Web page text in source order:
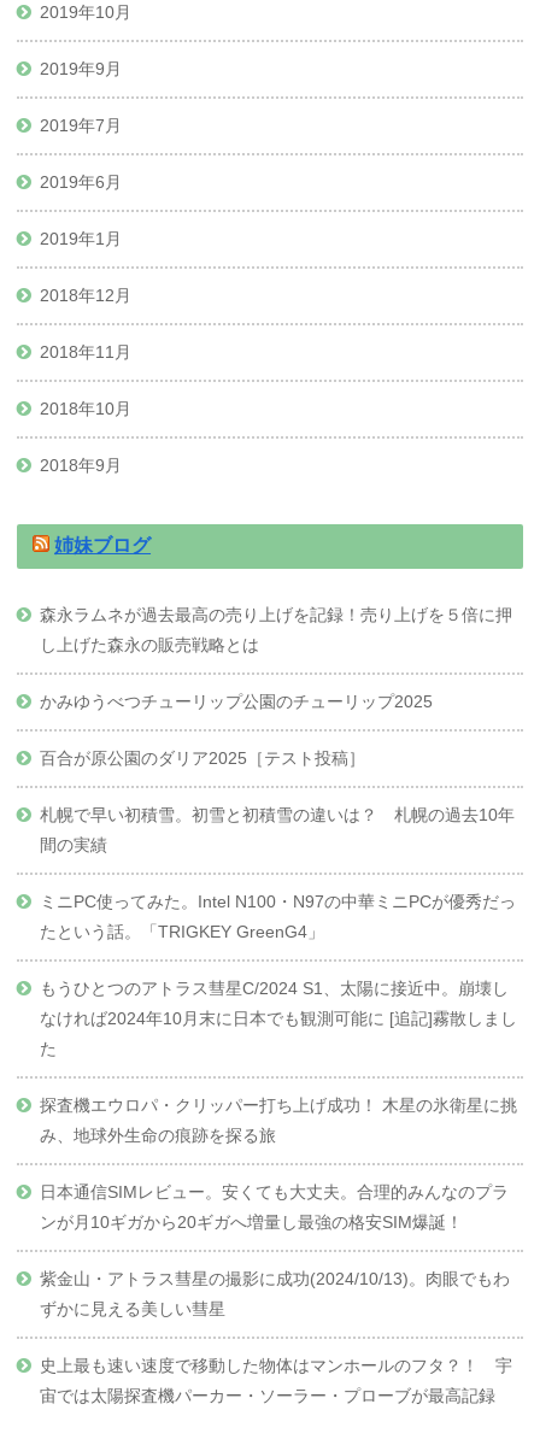
2019年10月
2019年9月
2019年7月
2019年6月
2019年1月
2018年12月
2018年11月
2018年10月
2018年9月
姉妹ブログ
森永ラムネが過去最高の売り上げを記録！売り上げを５倍に押
し上げた森永の販売戦略とは
かみゆうべつチューリップ公園のチューリップ2025
百合が原公園のダリア2025［テスト投稿］
札幌で早い初積雪。初雪と初積雪の違いは？ 札幌の過去10年
間の実績
ミニPC使ってみた。Intel N100・N97の中華ミニPCが優秀だっ
たという話。「TRIGKEY GreenG4」
もうひとつのアトラス彗星C/2024 S1、太陽に接近中。崩壊し
なければ2024年10月末に日本でも観測可能に [追記]霧散しまし
た
探査機エウロパ・クリッパー打ち上げ成功！ 木星の氷衛星に挑
み、地球外生命の痕跡を探る旅
日本通信SIMレビュー。安くても大丈夫。合理的みんなのプラ
ンが月10ギガから20ギガへ増量し最強の格安SIM爆誕！
紫金山・アトラス彗星の撮影に成功(2024/10/13)。肉眼でもわ
ずかに見える美しい彗星
史上最も速い速度で移動した物体はマンホールのフタ？！ 宇
宙では太陽探査機パーカー・ソーラー・プローブが最高記録